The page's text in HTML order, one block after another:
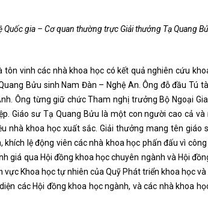
gia – Cơ quan thường trực Giải thưởng Tạ Quang
vinh các nhà khoa học có kết quả nghiên cứu
Bửu sinh Nam Đàn – Nghệ An. Ông đỗ đầu Tú
Ông từng giữ chức Tham nghị trưởng Bộ Ngoại
Giáo sư Tạ Quang Bửu là một con người cao cả và
nhà khoa học xuất sắc. Giải thưởng mang tên giáo
lệ động viên các nhà khoa học phấn đấu vì
giá qua Hội đồng khoa học chuyên ngành và Hội
Khoa học tự nhiên của Quỹ Phát triển khoa học và
các Hội đồng khoa học ngành, và các nhà khoa